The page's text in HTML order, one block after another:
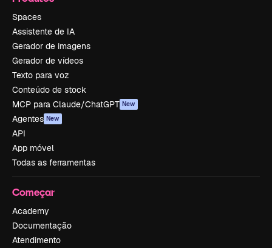
Spaces
Assistente de IA
Gerador de imagens
Gerador de vídeos
Texto para voz
Conteúdo de stock
MCP para Claude/ChatGPT New
Agentes New
API
App móvel
Todas as ferramentas
Começar
Academy
Documentação
Atendimento